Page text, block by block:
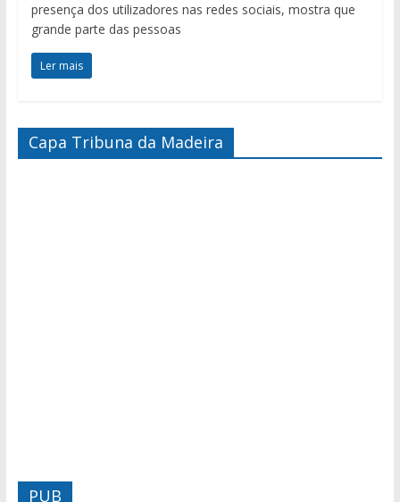
presença dos utilizadores nas redes sociais, mostra que
grande parte das pessoas
Ler mais
Capa Tribuna da Madeira
PUB